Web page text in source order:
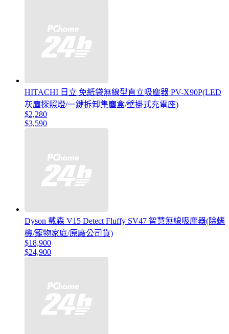
HITACHI 日立 免紙袋無線型直立吸塵器 PV-X90P(LED
灰塵探照燈/一鍵拆卸集塵盒/壁掛式充電座)
$2,280
$3,590
Dyson 戴森 V15 Detect Fluffy SV47 智慧無線吸塵器(除螨
機/寵物家庭/原廠公司貨)
$18,900
$24,900